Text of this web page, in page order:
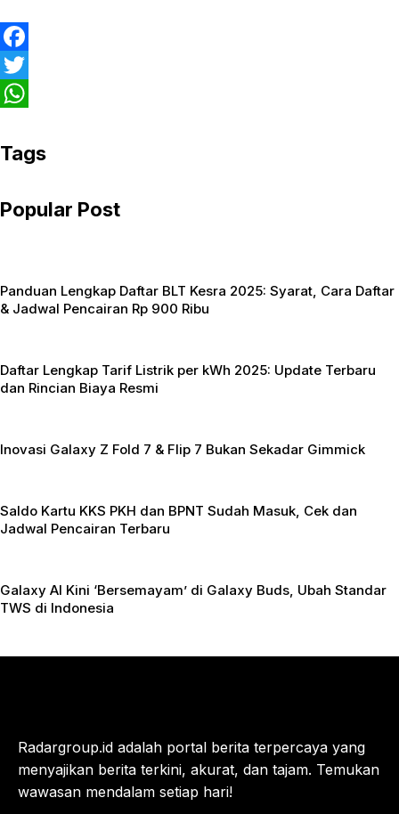
F
a
e
o
T
i
t
h
t
p
Tags
Popular Post
Panduan Lengkap Daftar BLT Kesra 2025: Syarat, Cara Daftar
& Jadwal Pencairan Rp 900 Ribu
Daftar Lengkap Tarif Listrik per kWh 2025: Update Terbaru
dan Rincian Biaya Resmi
Inovasi Galaxy Z Fold 7 & Flip 7 Bukan Sekadar Gimmick
Saldo Kartu KKS PKH dan BPNT Sudah Masuk, Cek dan
Jadwal Pencairan Terbaru
Galaxy AI Kini ‘Bersemayam’ di Galaxy Buds, Ubah Standar
TWS di Indonesia
Radargroup.id adalah portal berita terpercaya yang
menyajikan berita terkini, akurat, dan tajam. Temukan
wawasan mendalam setiap hari!